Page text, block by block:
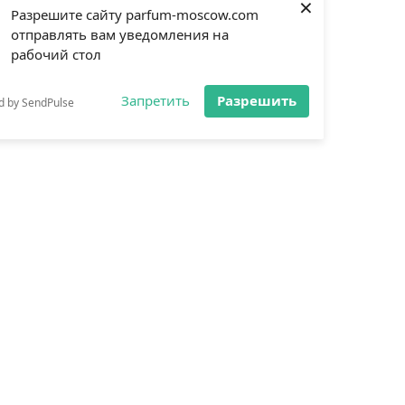
Разрешите сайту parfum-moscow.com
отправлять вам уведомления на
рабочий стол
by SendPulse Запретить Разрешить
×